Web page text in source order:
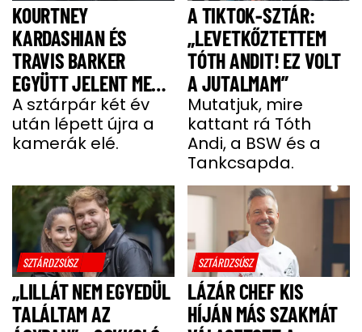
KOURTNEY
KARDASHIAN ÉS
TRAVIS BARKER
EGYÜTT JELENT MEG
A VÖRÖS SZŐNYEGEN
A sztárpár két év
után lépett újra a
kamerák elé.
A TIKTOK-SZTÁR:
„LEVETKŐZTETTEM
TÓTH ANDIT! EZ VOLT
A JUTALMAM”
Mutatjuk, mire
kattant rá Tóth
Andi, a BSW és a
Tankcsapda.
SZTÁRDZSÚSZ
„LILLÁT NEM EGYEDÜL
TALÁLTAM AZ
SZTÁRDZSÚSZ
LÁZÁR CHEF KIS
HÍJÁN MÁS SZAKMÁT